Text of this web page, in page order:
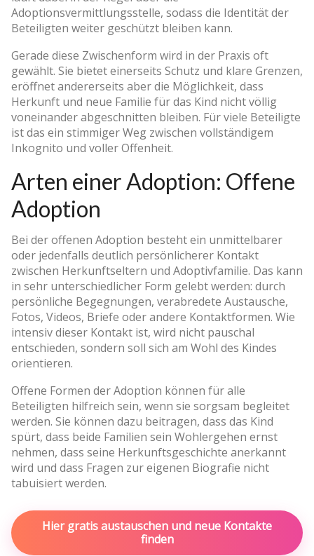
Adoptionsvermittlungsstelle, sodass die Identität der
Beteiligten weiter geschützt bleiben kann.
Gerade diese Zwischenform wird in der Praxis oft
gewählt. Sie bietet einerseits Schutz und klare Grenzen,
eröffnet andererseits aber die Möglichkeit, dass
Herkunft und neue Familie für das Kind nicht völlig
voneinander abgeschnitten bleiben. Für viele Beteiligte
ist das ein stimmiger Weg zwischen vollständigem
Inkognito und voller Offenheit.
Arten einer Adoption: Offene
Adoption
Bei der offenen Adoption besteht ein unmittelbarer
oder jedenfalls deutlich persönlicherer Kontakt
zwischen Herkunftseltern und Adoptivfamilie. Das kann
in sehr unterschiedlicher Form gelebt werden: durch
persönliche Begegnungen, verabredete Austausche,
Fotos, Videos, Briefe oder andere Kontaktformen. Wie
intensiv dieser Kontakt ist, wird nicht pauschal
entschieden, sondern soll sich am Wohl des Kindes
orientieren.
Offene Formen der Adoption können für alle
Beteiligten hilfreich sein, wenn sie sorgsam begleitet
werden. Sie können dazu beitragen, dass das Kind
spürt, dass beide Familien sein Wohlergehen ernst
nehmen, dass seine Herkunftsgeschichte anerkannt
wird und dass Fragen zur eigenen Biografie nicht
tabuisiert werden.
Hier gratis austauschen und neue Kontakte
finden